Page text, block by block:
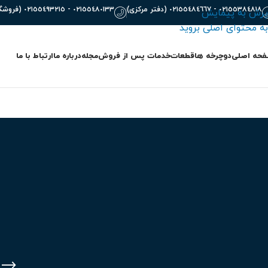
پرش به پیمایش
به محتوای اصلی بروید
٠٢١٥٥٣٨٤٨١٨ - ٠٢١٥٥٤٨٤٦٦٧ (دفتر مرکزی) ٠٢١٥٥٤٨٠١٣٣ - ٠٢١٥٥٤٩٣٢١٥ (فروشگاه)
اصلیدوچرخه هاقطعاتخدمات پس از فروشمجلهدرباره ماارتباط با ما